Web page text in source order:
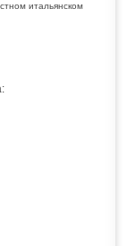
итальянском